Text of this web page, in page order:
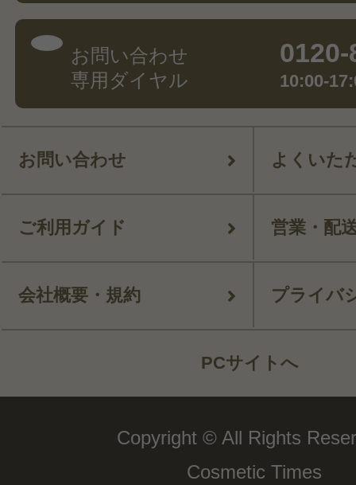
お問い合わせ
専用ダイヤル
10:00-
お問い合わせ よくいた
ご利用ガイド 営業・配
会社概要・規約 プライバ
PCサイトへ
Copyright © All Rights
Cosmetic Times